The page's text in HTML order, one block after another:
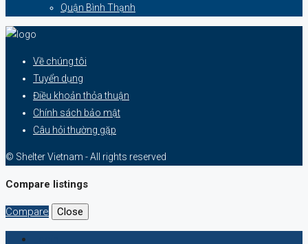
Quận Bình Thạnh
Về chúng tôi
Tuyển dụng
Điều khoản thỏa thuận
Chính sách bảo mật
Câu hỏi thường gặp
© Shelter Vietnam - All rights reserved
Compare listings
Compare Close